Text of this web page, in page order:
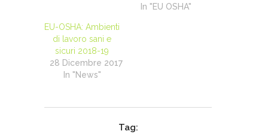
In "EU OSHA"
EU-OSHA: Ambienti
di lavoro sani e
sicuri 2018-19
28 Dicembre 2017
In "News"
Tag: